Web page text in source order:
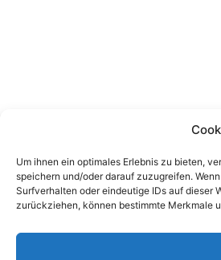
Um ihnen ein optimales Erlebnis zu bieten,
speichern und/oder darauf zuzugreifen.
Surfverhalten oder eindeutige IDs auf dieser
zurückziehen, können bestimmte Merkmale